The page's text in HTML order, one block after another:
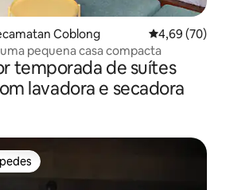
Coblong 4,69 de uma
4,69 (70)
pequena casa compacta
temporada de suítes
lavadora e secadora
dos hóspedes